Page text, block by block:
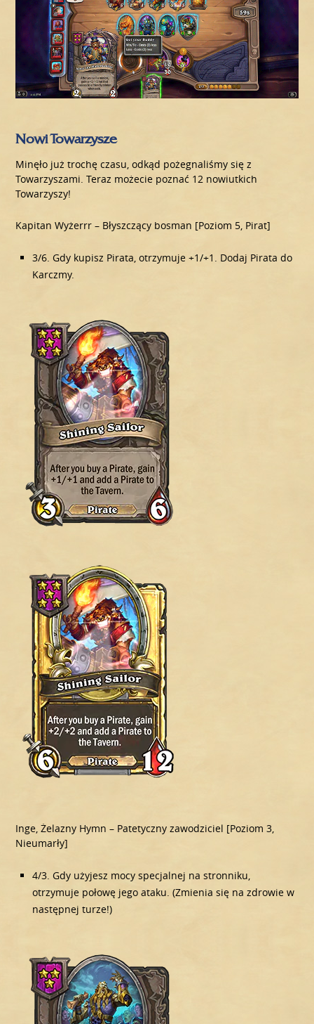
Nowi Towarzysze
Minęło już trochę czasu, odkąd pożegnaliśmy się z
Towarzyszami. Teraz możecie poznać 12 nowiutkich
Towarzyszy!
Kapitan Wyżerrr – Błyszczący bosman [Poziom 5, Pirat]
3/6. Gdy kupisz Pirata, otrzymuje +1/+1. Dodaj Pirata do
Karczmy.
Inge, Żelazny Hymn – Patetyczny zawodziciel [Poziom 3,
Nieumarły]
4/3. Gdy użyjesz mocy specjalnej na stronniku,
otrzymuje połowę jego ataku. (Zmienia się na zdrowie w
następnej turze!)